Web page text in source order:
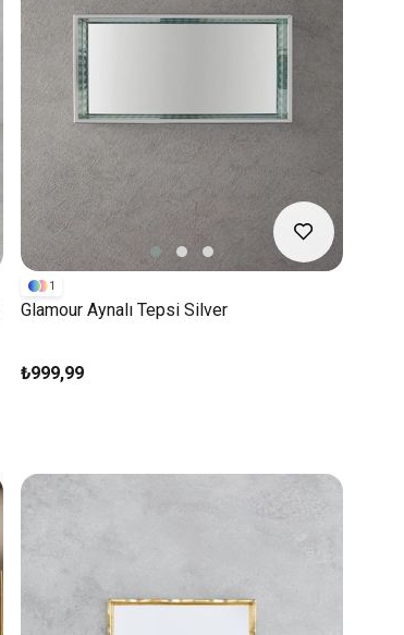
Glamour Aynalı Tepsi Silver
₺999,99
1